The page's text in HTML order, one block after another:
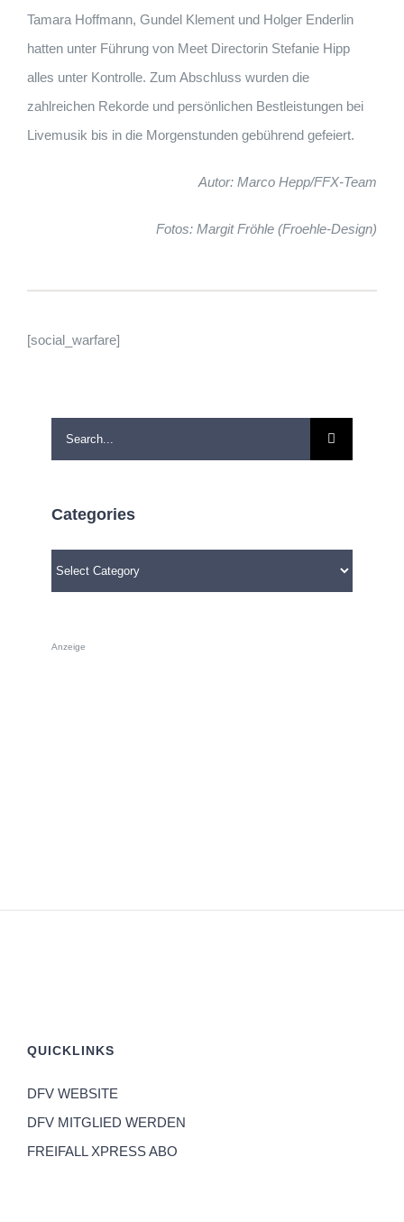
Tamara Hoffmann, Gundel Klement und Holger Enderlin
hatten unter Führung von Meet Directorin Stefanie Hipp
alles unter Kontrolle. Zum Abschluss wurden die
zahlreichen Rekorde und persönlichen Bestleistungen bei
Livemusik bis in die Morgenstunden gebührend gefeiert.
Autor: Marco Hepp/FFX-Team
Fotos: Margit Fröhle (Froehle-Design)
[social_warfare]
Search
for:
Categories
Categories
Anzeige
QUICKLINKS
DFV WEBSITE
DFV MITGLIED WERDEN
FREIFALL XPRESS ABO